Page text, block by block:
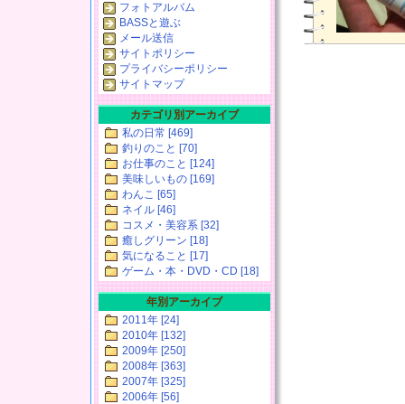
フォトアルバム
BASSと遊ぶ
メール送信
サイトポリシー
プライバシーポリシー
サイトマップ
カテゴリ別アーカイブ
私の日常 [469]
釣りのこと [70]
お仕事のこと [124]
美味しいもの [169]
わんこ [65]
ネイル [46]
コスメ・美容系 [32]
癒しグリーン [18]
気になること [17]
ゲーム・本・DVD・CD [18]
年別アーカイブ
2011年 [24]
2010年 [132]
2009年 [250]
2008年 [363]
2007年 [325]
2006年 [56]